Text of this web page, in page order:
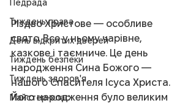
Педрада
Тиждень права
День відкритих дверей
Тиждень безпеки
Тиждень здоров'я
Майстер-клас
Різдво Христове — особливе
свято. Все у ньому чарівне,
казкове і таємниче. Це день
народження Сина Божого —
нашого Спасителя Ісуса Христа.
Його народження було великим